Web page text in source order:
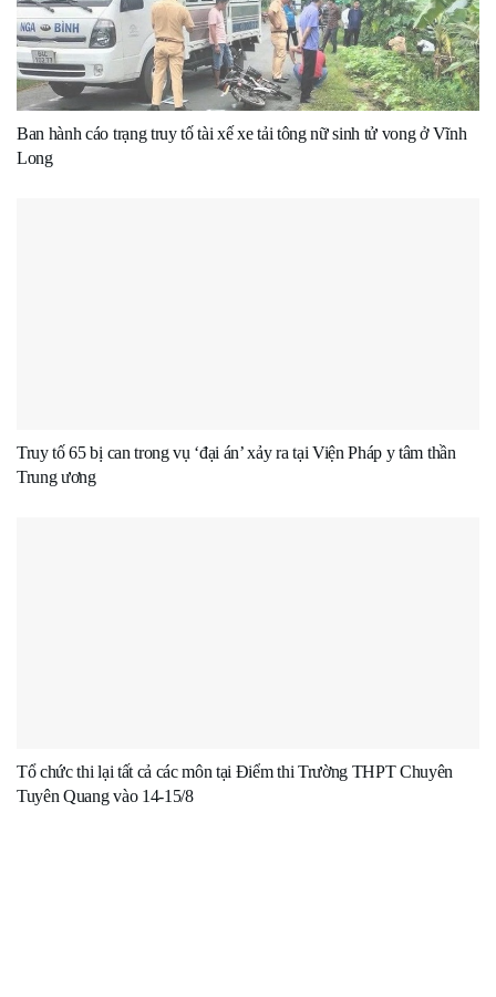
Ban hành cáo trạng truy tố tài xế xe tải tông nữ sinh tử vong ở Vĩnh
Long
Truy tố 65 bị can trong vụ ‘đại án’ xảy ra tại Viện Pháp y tâm thần
Trung ương
Tổ chức thi lại tất cả các môn tại Điểm thi Trường THPT Chuyên
Tuyên Quang vào 14-15/8